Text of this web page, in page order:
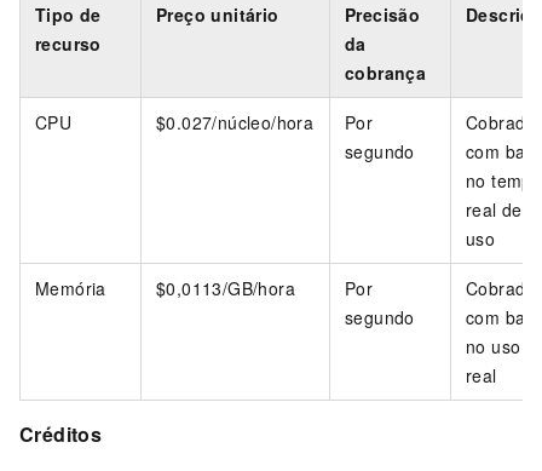
Tipo de
recurso
Preço unitário
Precisão
da
cobrança
CPU $0.027/núcleo/hora
Por
segundo
Cobrado
com
no tempo
real de
uso
Memória $0,0113/GB/hora
Por
segundo
Cobrado
com
no uso
real
Créditos